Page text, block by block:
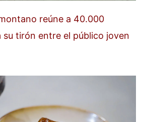
reúne a 40.000
su tirón entre el público joven